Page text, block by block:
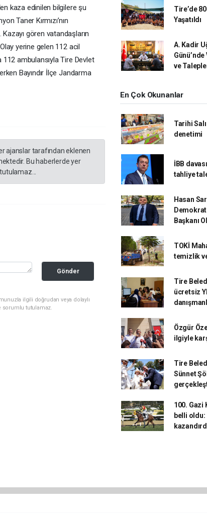
kaza edinilen bilgilere şu
Taner Kırmızı’nın
gören vatandaşların
yerine gelen 112 acil
ambulansıyla Tire Devlet
Bayındır İlçe Jandarma
ajanslar tarafından eklenen
Bu haberlerde yer
Gönder
ilgili doğrudan veya dolaylı
sorumlu tutulamaz.
Tire’de
Yaşatıldı
A. Kadir
ve
En Çok Okunanlar
Tarihi
denetimi
İBB
tahliye
Hasan
Başkanı
TOKİ
temizlik
Tire
ücretsiz
Özgür
ilgiyle
Tire
Sünnet
100. Gazi
belli